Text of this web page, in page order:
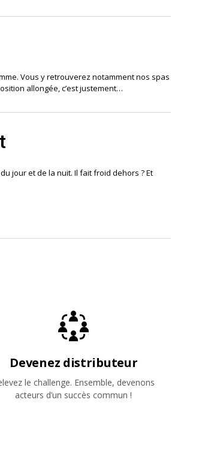
Vous y retrouverez notamment nos spas
allongée, c’est justement…
jour et de la nuit. Il fait froid dehors ? Et
Devenez distributeur
le challenge. Ensemble, devenons
acteurs d’un succès commun !